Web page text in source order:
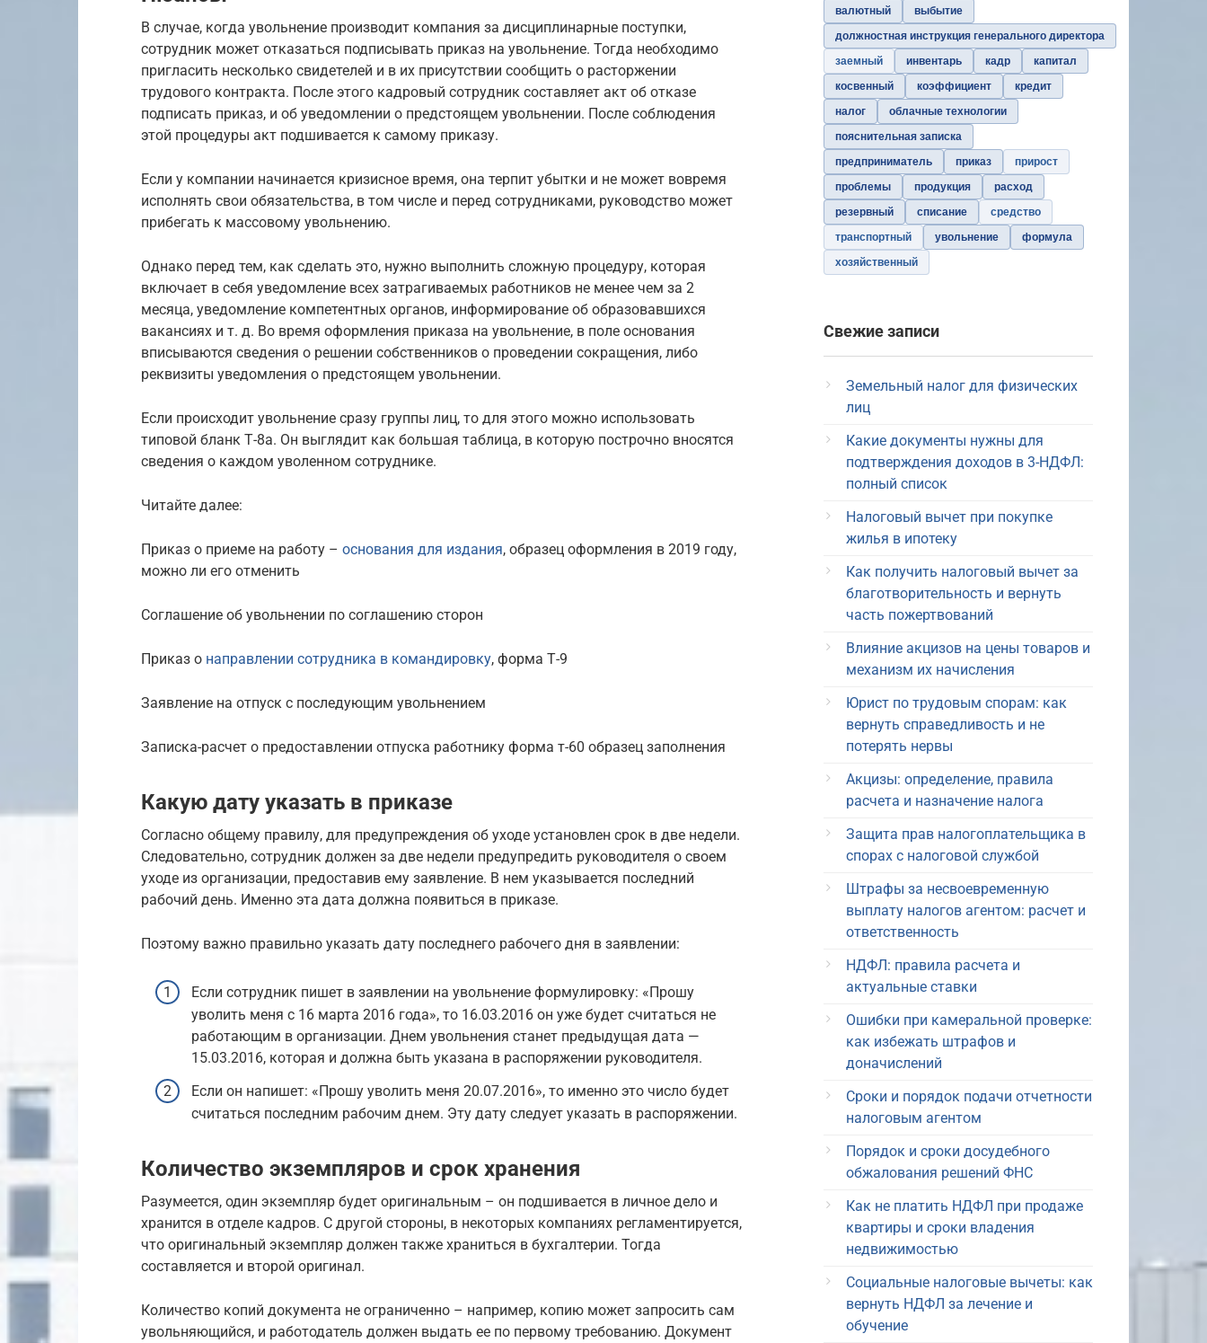
В случае, когда увольнение производит компания за дисциплинарные поступки,
сотрудник может отказаться подписывать приказ на увольнение. Тогда необходимо
пригласить несколько свидетелей и в их присутствии сообщить о расторжении
трудового контракта. После этого кадровый сотрудник составляет акт об отказе
подписать приказ, и об уведомлении о предстоящем увольнении. После соблюдения
этой процедуры акт подшивается к самому приказу.
Если у компании начинается кризисное время, она терпит убытки и не может вовремя
исполнять свои обязательства, в том числе и перед сотрудниками, руководство может
прибегать к массовому увольнению.
Однако перед тем, как сделать это, нужно выполнить сложную процедуру, которая
включает в себя уведомление всех затрагиваемых работников не менее чем за 2
месяца, уведомление компетентных органов, информирование об образовавшихся
вакансиях и т. д. Во время оформления приказа на увольнение, в поле основания
вписываются сведения о решении собственников о проведении сокращения, либо
реквизиты уведомления о предстоящем увольнении.
Если происходит увольнение сразу группы лиц, то для этого можно использовать
типовой бланк Т-8а. Он выглядит как большая таблица, в которую построчно вносятся
сведения о каждом уволенном сотруднике.
Читайте далее:
Приказ о приеме на работу – основания для издания, образец оформления в 2019 году,
можно ли его отменить
Соглашение об увольнении по соглашению сторон
Приказ о направлении сотрудника в командировку, форма Т-9
Заявление на отпуск с последующим увольнением
Записка-расчет о предоставлении отпуска работнику форма т-60 образец заполнения
Какую дату указать в приказе
Согласно общему правилу, для предупреждения об уходе установлен срок в две недели.
Следовательно, сотрудник должен за две недели предупредить руководителя о своем
уходе из организации, предоставив ему заявление. В нем указывается последний
рабочий день. Именно эта дата должна появиться в приказе.
Поэтому важно правильно указать дату последнего рабочего дня в заявлении:
Если сотрудник пишет в заявлении на увольнение формулировку: «Прошу
уволить меня с 16 марта 2016 года», то 16.03.2016 он уже будет считаться не
работающим в организации. Днем увольнения станет предыдущая дата —
15.03.2016, которая и должна быть указана в распоряжении руководителя.
Если он напишет: «Прошу уволить меня 20.07.2016», то именно это число будет
считаться последним рабочим днем. Эту дату следует указать в распоряжении.
Количество экземпляров и срок хранения
Разумеется, один экземпляр будет оригинальным – он подшивается в личное дело и
хранится в отделе кадров. С другой стороны, в некоторых компаниях регламентируется,
что оригинальный экземпляр должен также храниться в бухгалтерии. Тогда
составляется и второй оригинал.
Количество копий документа не ограниченно – например, копию может запросить сам
увольняющийся, и работодатель должен выдать ее по первому требованию. Документ
валютный
выбытие
должностная инструкция генерального директора
заемный
инвентарь кадр
капитал
косвенный
коэффициент
кредит
налог
облачные технологии
пояснительная записка
предприниматель
приказ
прирост
проблемы
продукция
расход
резервный
списание
средство
транспортный
увольнение
формула
хозяйственный
Свежие записи
Земельный налог для физических
лиц
Какие документы нужны для
подтверждения доходов в 3-НДФЛ:
полный список
Налоговый вычет при покупке
жилья в ипотеку
Как получить налоговый вычет за
благотворительность и вернуть
часть пожертвований
Влияние акцизов на цены товаров и
механизм их начисления
Юрист по трудовым спорам: как
вернуть справедливость и не
потерять нервы
Акцизы: определение, правила
расчета и назначение налога
Защита прав налогоплательщика в
спорах с налоговой службой
Штрафы за несвоевременную
выплату налогов агентом: расчет и
ответственность
НДФЛ: правила расчета и
актуальные ставки
Ошибки при камеральной проверке:
как избежать штрафов и
доначислений
Сроки и порядок подачи отчетности
налоговым агентом
Порядок и сроки досудебного
обжалования решений ФНС
Как не платить НДФЛ при продаже
квартиры и сроки владения
недвижимостью
Социальные налоговые вычеты: как
вернуть НДФЛ за лечение и
обучение